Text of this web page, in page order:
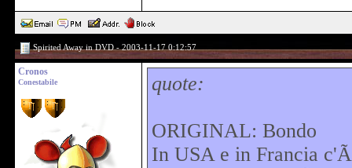
Spirited Away in DVD - 2003-11-17 0:12:57
Cronos
Conestabile quote:
ORIGINAL: Bondo
In USA e in Francia